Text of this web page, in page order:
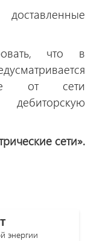
что в
от сети
сети».
энергии